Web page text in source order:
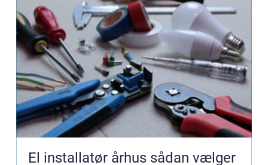
El installatør århus sådan vælger